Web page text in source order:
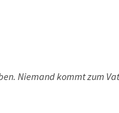
Niemand kommt zum